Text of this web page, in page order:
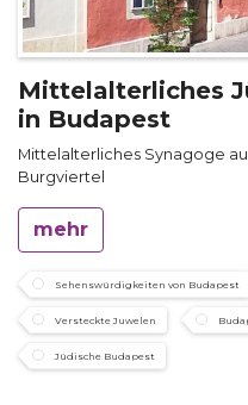
Mittelalterliches
in Budapest
Mittelalterliches Synagoge
Burgviertel
mehr
Sehenswürdigkeiten von Budapest
Versteckte Juwelen
Jüdische Budapest